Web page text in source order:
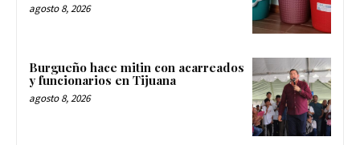
agosto 8, 2026
Burgueño hace mitin con acarreados
y funcionarios en Tijuana
agosto 8, 2026